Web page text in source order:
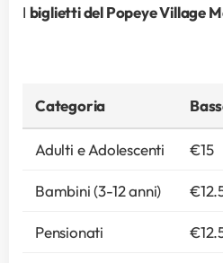
I biglietti del Popeye Village
Categoria
Adulti e Adolescenti €15
Bambini (3-12 anni)
Pensionati